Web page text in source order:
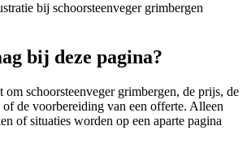
bij schoorsteenveger grimbergen
bij deze pagina?
om schoorsteenveger grimbergen, de prijs, de
de voorbereiding van een offerte. Alleen
of situaties worden op een aparte pagina